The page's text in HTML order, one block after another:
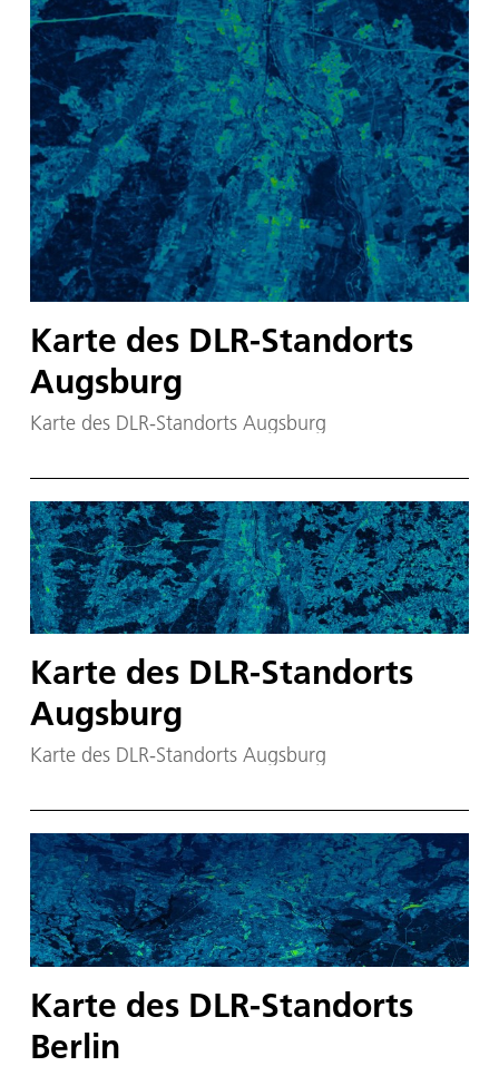
Karte des DLR-Standorts
Augsburg
Karte des DLR-Standorts Augsburg
Karte des DLR-Standorts
Augsburg
Karte des DLR-Standorts Augsburg
Karte des DLR-Standorts
Berlin